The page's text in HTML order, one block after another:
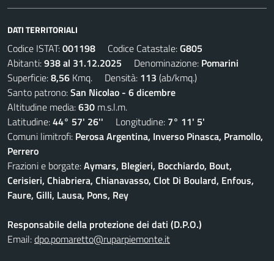
DATI TERRITORIALI
Codice ISTAT:001198 Codice Catastale:G805
Abitanti:938 al 31.12.2025 Denominazione: Pomarini
Superficie:8,56 Kmq. Densità: 113 (ab/kmq.)
Santo patrono:San Nicolao - 6 dicembre
Altitudine media:630 m.s.l.m.
Latitudine:44° 57' 26'' Longitudine: 7° 11' 5'
Comuni limitrofi: Perosa Argentina, Inverso Pinasca, Pramollo,
Perrero
Frazioni e borgate:Aymars, Blegieri, Bocchiardo, Bout,
Cerisieri, Chiabriera, Chianavasso, Clot Di Boulard, Enfous,
Faure, Gilli, Lausa, Pons, Rey
Responsabile della protezione dei dati (D.P.O.)
Email:dpo.pomaretto@ruparpiemonte.it